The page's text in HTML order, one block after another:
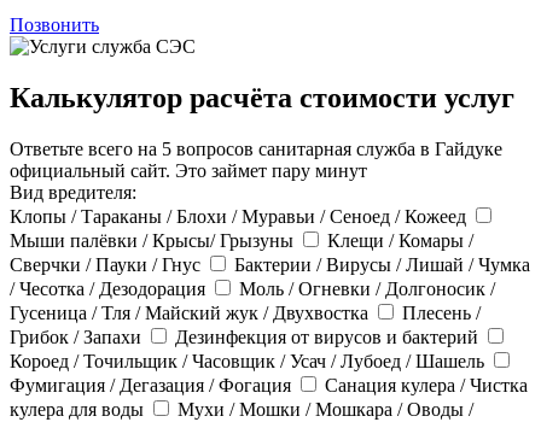
Позвонить
Калькулятор расчёта стоимости услуг
Ответьте всего на 5 вопросов санитарная служба в Гайдуке
официальный сайт. Это займет пару минут
Вид вредителя:
Клопы / Тараканы / Блохи / Муравьи / Сеноед / Кожеед
Мыши палёвки / Крысы/ Грызуны
Клещи / Комары /
Сверчки / Пауки / Гнус
Бактерии / Вирусы / Лишай / Чумка
/ Чесотка / Дезодорация
Моль / Огневки / Долгоносик /
Гусеница / Тля / Майский жук / Двухвостка
Плесень /
Грибок / Запахи
Дезинфекция от вирусов и бактерий
Короед / Точильщик / Часовщик / Усач / Лубоед / Шашель
Фумигация / Дегазация / Фогация
Санация кулера / Чистка
кулера для воды
Мухи / Мошки / Мошкара / Оводы /